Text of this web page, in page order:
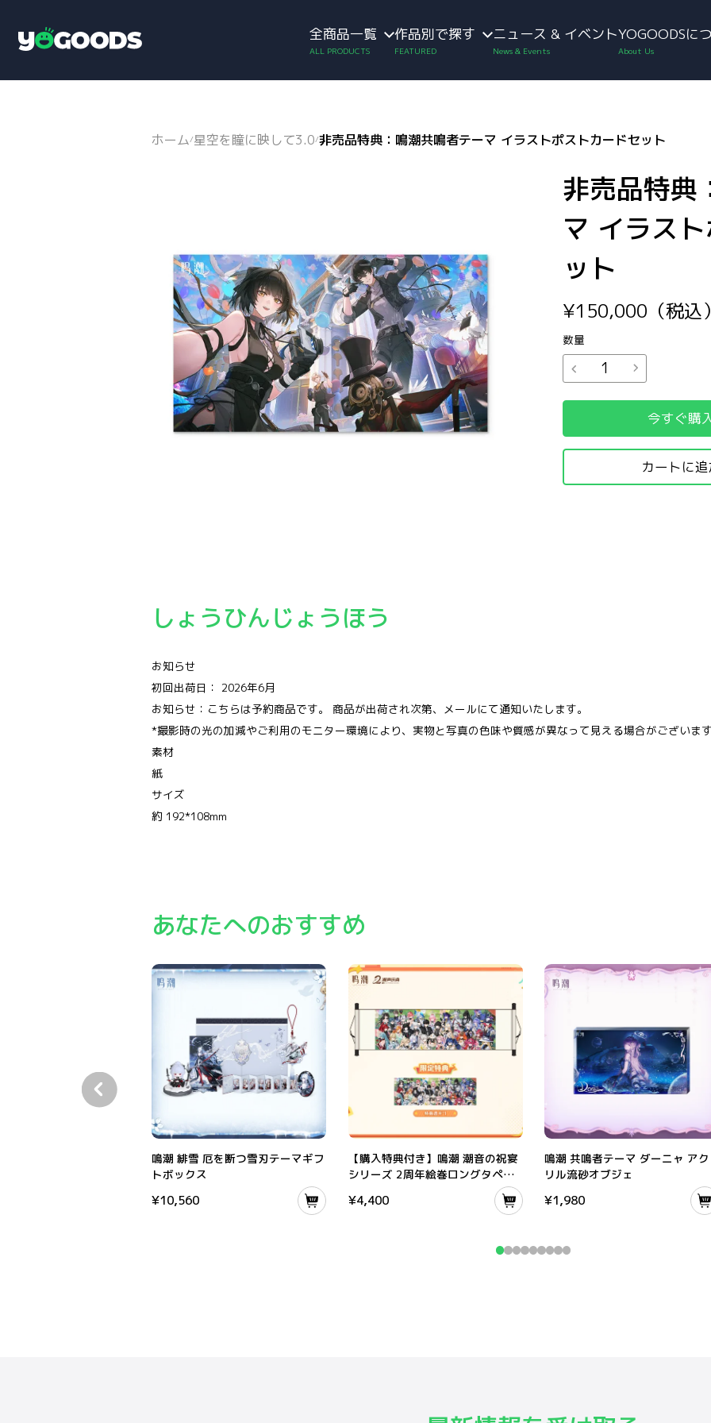
全商品一覧 作品別で探す ニュース & イベントYOGOODSに
ホーム/星空を瞳に映して3.0/非売品特典：鳴潮共鳴者テーマ イラストポストカードセット
非売品特典
マ イラス
ット
¥150,000 （税込
数量
今すぐ購
カートに
しょうひんじょうほう
お知らせ
初回出荷日： 2026年6月
お知らせ：こちらは予約商品です。 商品が出荷され次第、メールにて通知いたします。
*撮影時の光の加減やご利用のモニター環境により、実物と写真の色味や質感が異なって見える場合がございま
素材
紙
サイズ
約 192*108mm
あなたへのおすすめ
鳴潮 緋雪 厄を断つ雪刃テーマギフ
トボックス
¥10,560
【購入特典付き】鳴潮 潮音の祝宴
シリーズ 2周年絵巻ロングタペス
¥4,400
鳴潮 共鳴者テーマ ダーニャ アク
リル流砂オブジェ
¥1,980